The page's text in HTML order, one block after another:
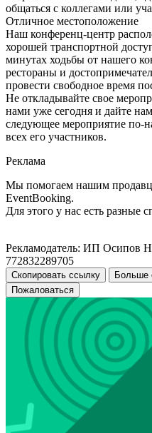
общаться с коллегами или
Отличное местоположение
Наш конференц-центр
хорошей транспортной
минутах ходьбы от нашего
рестораны и
провести свободное время
Не откладывайте свое
нами уже сегодня и дайте
следующее мероприятие по-
всех его участников.
Реклама
Мы помогаем нашим
EventBooking.
Для этого у нас есть разные
Рекламодатель: ИП Осипов
772832289705
Скопировать ссылку
Больше
Пожаловаться